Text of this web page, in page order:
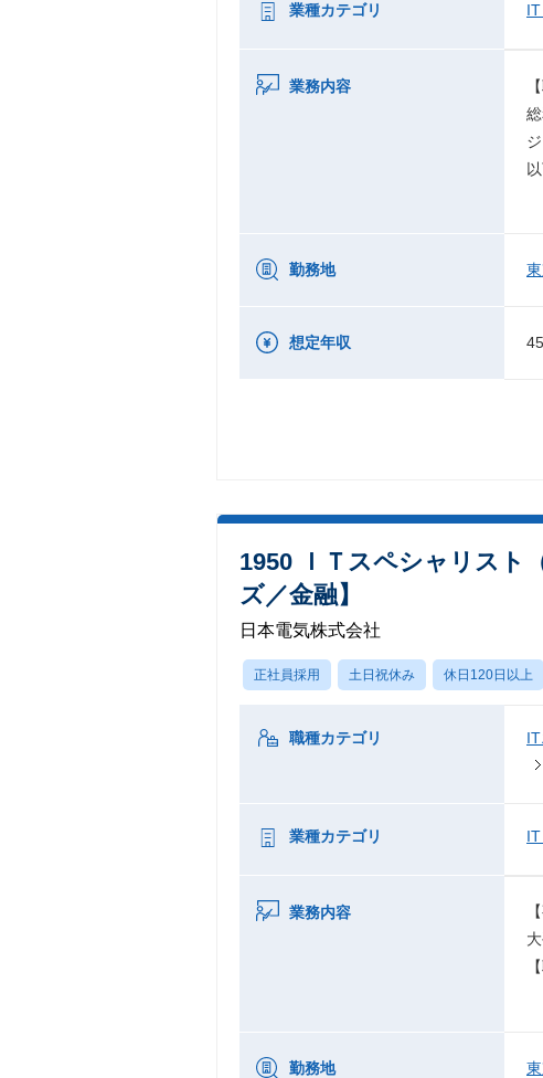
業種カテゴリ
業務内容
勤務地
想定年収
1950 ＩＴスペシャリスト
ズ／金融】
日本電気株式会社
正社員採用 土日祝休み 休日120日以上
職種カテゴリ
業種カテゴリ
業務内容
勤務地